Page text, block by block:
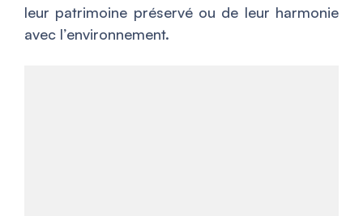
leur patrimoine préservé ou de leur harmonie
avec l’environnement.